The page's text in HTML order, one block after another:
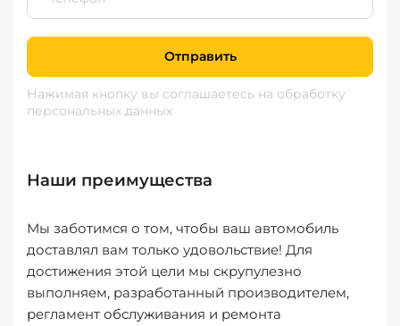
Отправить
Нажимая кнопку вы соглашаетесь на обработку
персональных данных
Наши преимущества
Мы заботимся о том, чтобы ваш автомобиль
доставлял вам только удовольствие! Для
достижения этой цели мы скрупулезно
выполняем, разработанный производителем,
регламент обслуживания и ремонта